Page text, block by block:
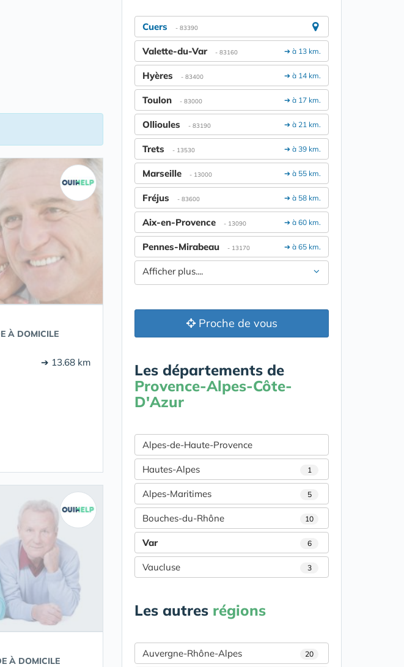
À DOMICILE
➔ 13.68 km
À DOMICILE
Cuers - 83390
➔ à 13 km.
Valette-du-Var - 83160
➔ à 14 km.
Hyères - 83400
➔ à 17 km.
Toulon - 83000
➔ à 21 km.
Ollioules - 83190
➔ à 39 km.
Trets - 13530
➔ à 55 km.
Marseille - 13000
➔ à 58 km.
Fréjus - 83600
➔ à 60 km.
Aix-en-Provence - 13090
➔ à 65 km.
Pennes-Mirabeau - 13170
Afficher plus....
Proche de vous
Les départements de
Provence-Alpes-Côte-
D'Azur
Alpes-de-Haute-Provence
Hautes-Alpes 1
Alpes-Maritimes 5
Bouches-du-Rhône 10
Var 6
Vaucluse 3
Les autres régions
Auvergne-Rhône-Alpes 20